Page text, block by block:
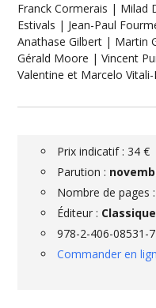
Franck Cormerais | Milad
Estivals | Jean-Paul
Anathase Gilbert | Martin
Gérald Moore | Vincent
Valentine et Marcelo
Prix indicatif : 34 €
Parution :
Nombre de pages :
Éditeur :
978-2-406-08531-7
Commander en